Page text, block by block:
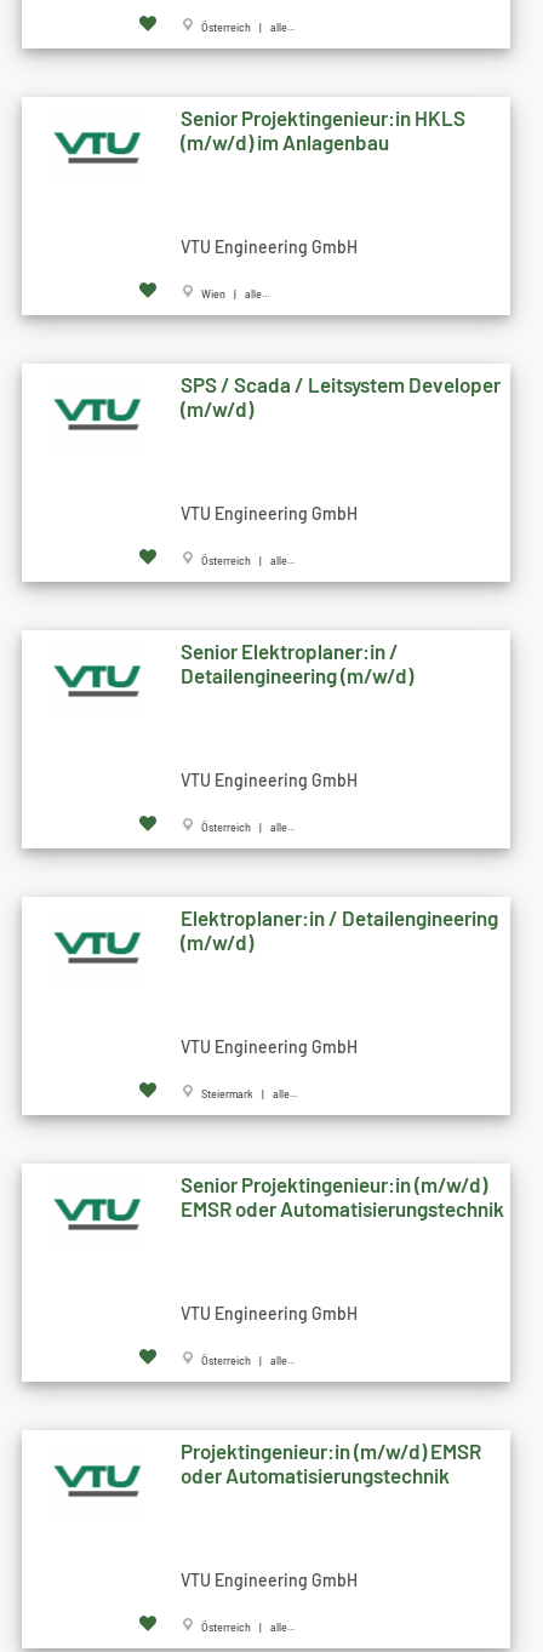
Österreich | alle...
Senior Projektingenieur:in HKLS
(m/w/d) im Anlagenbau
VTU Engineering GmbH
Wien | alle...
SPS / Scada / Leitsystem Developer
(m/w/d)
VTU Engineering GmbH
Österreich | alle...
Senior Elektroplaner:in /
Detailengineering (m/w/d)
VTU Engineering GmbH
Österreich | alle...
Elektroplaner:in / Detailengineering
(m/w/d)
VTU Engineering GmbH
Steiermark | alle...
Senior Projektingenieur:in (m/w/d)
EMSR oder Automatisierungstechnik
VTU Engineering GmbH
Österreich | alle...
Projektingenieur:in (m/w/d) EMSR
oder Automatisierungstechnik
VTU Engineering GmbH
Österreich | alle...